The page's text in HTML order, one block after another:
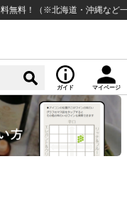
※北海道・沖縄など一部例外
ガイド マイページ